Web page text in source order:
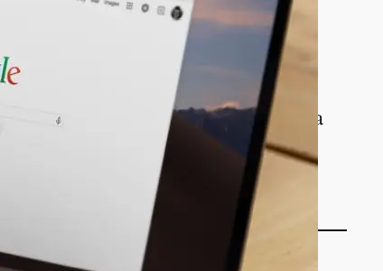
Mükemmelliği yeniden
tanımlamak için yaratıcılığı ve
işlevselliği kusursuz bir şekilde
birleştiren öncü bir ekip olmaya